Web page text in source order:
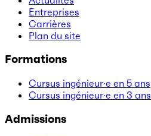
Entreprises
Carrières
Plan du site
Formations
Cursus ingénieur·e en 5 ans
Cursus ingénieur·e en 3 ans
Admissions